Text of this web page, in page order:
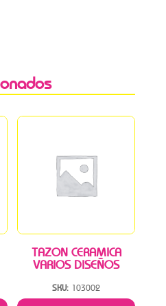
TAZON CERAMICA
VARIOS DISEÑOS
SKU: 103002